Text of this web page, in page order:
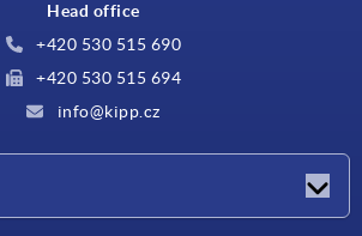
Head office
+420 530 515 690
+420 530 515 694
info@kipp.cz